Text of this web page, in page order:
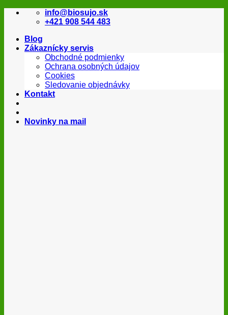
Skip
info@biosujo.sk
+421 908 544 483
Blog
Zákaznícky servis
Obchodné podmienky
Ochrana osobných údajov
Cookies
Sledovanie objednávky
Kontakt
Novinky na mail